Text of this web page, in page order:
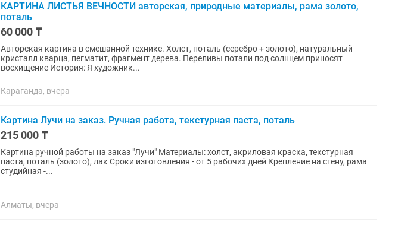
КАРТИНА ЛИСТЬЯ ВЕЧНОСТИ авторская, природные материалы, рама золото,
поталь
60 000 ₸
Авторская картина в смешанной технике. Холст, поталь (серебро + золото), натуральный
кристалл кварца, пегматит, фрагмент дерева. Переливы потали под солнцем приносят
восхищение История: Я художник...
Караганда, вчера
Картина Лучи на заказ. Ручная работа, текстурная паста, поталь
215 000 ₸
Картина ручной работы на заказ "Лучи" Материалы: холст, акриловая краска, текстурная
паста, поталь (золото), лак Сроки изготовления - от 5 рабочих дней Крепление на стену, рама
студийная -...
Алматы, вчера